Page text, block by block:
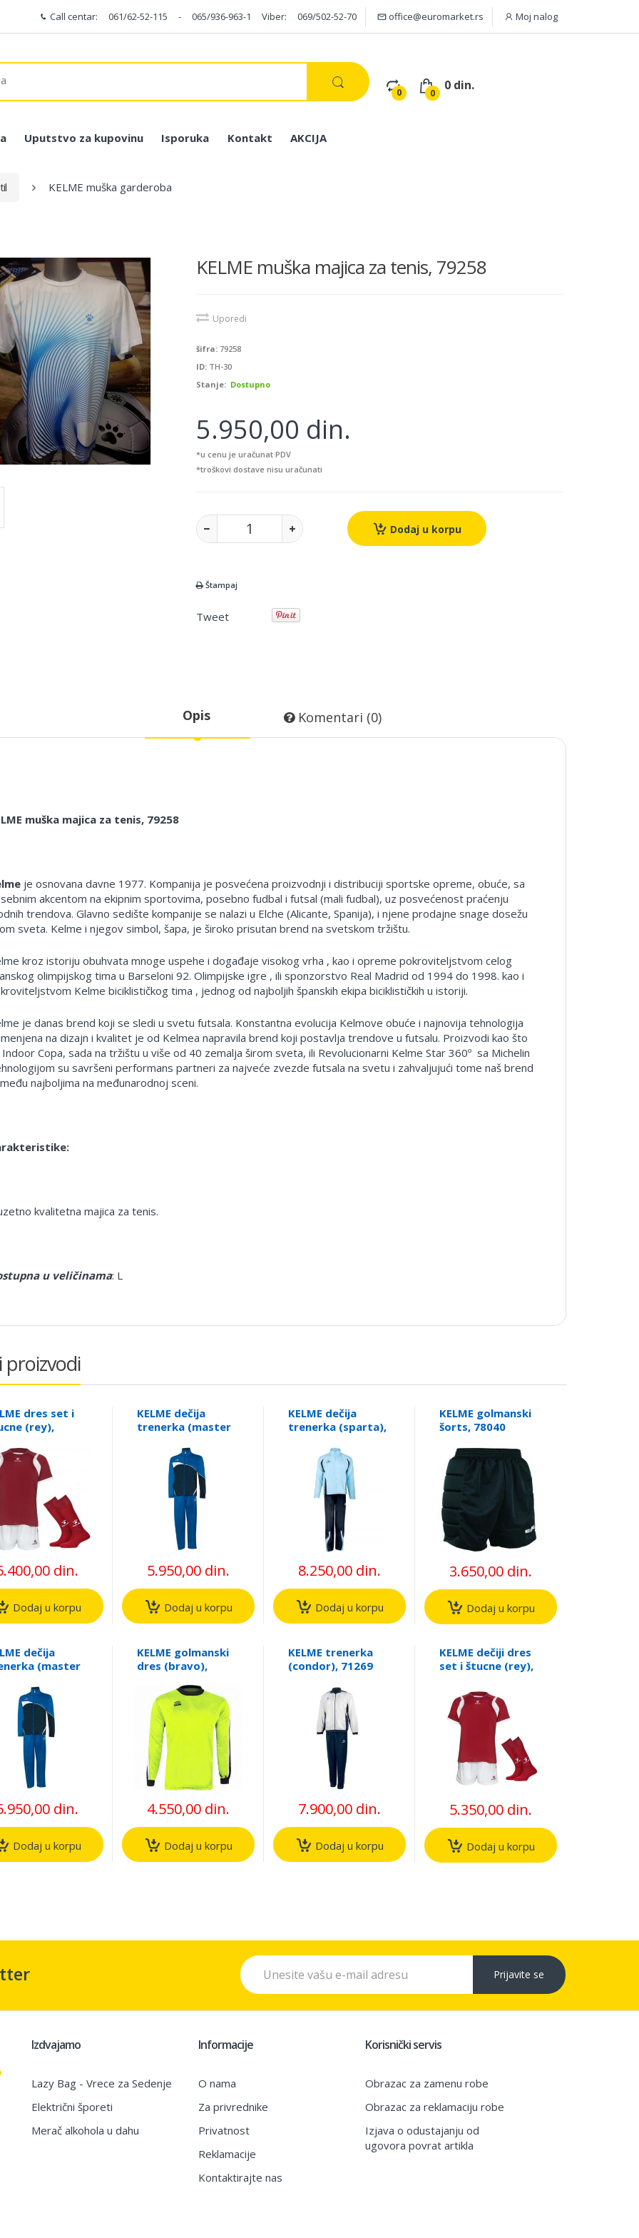
Call centar: 061/62-52-115 - 065/936-963-1 Viber: 069/502-52-70 office@euromarket.rs Moj nalog
0 0
0 din.
Uputstvo za kupovinu Isporuka Kontakt AKCIJA
KELME muška garderoba
KELME muška majica za tenis, 79258
Uporedi
šifra: 79258
ID: TH-30
Stanje: Dostupno
5.950,00 din.
*u cenu je uračunat PDV
*troškovi dostave nisu uračunati
Dodaj u korpu
Štampaj
Tweet
Opis Komentari (0)
muška majica za tenis, 79258
je osnovana davne 1977. Kompanija je posvećena proizvodnji i distribuciji sportske opreme, obuće, sa
akcentom na ekipnim sportovima, posebno fudbal i futsal (mali fudbal), uz posvećenost praćenju
trendova. Glavno sedište kompanije se nalazi u Elche (Alicante, Spanija), i njene prodajne snage dosežu
sveta. Kelme i njegov simbol, šapa, je široko prisutan brend na svetskom tržištu.
kroz istoriju obuhvata mnoge uspehe i događaje visokog vrha , kao i opreme pokroviteljstvom celog
olimpijskog tima u Barseloni 92. Olimpijske igre , ili sponzorstvo Real Madrid od 1994 do 1998. kao i
Kelme biciklističkog tima , jednog od najboljih španskih ekipa biciklističkih u istoriji.
je danas brend koji se sledi u svetu futsala. Konstantna evolucija Kelmove obuće i najnovija tehnologija
na dizajn i kvalitet je od Kelmea napravila brend koji postavlja trendove u futsalu. Proizvodi kao što
Copa, sada na tržištu u više od 40 zemalja širom sveta, ili Revolucionarni Kelme Star 360º sa Michelin
su savršeni performans partneri za najveće zvezde futsala na svetu i zahvaljujući tome naš brend
najboljima na međunarodnoj sceni.
kvalitetna majica za tenis.
u veličinama: L
proizvodi
dres set i
(rey),
din.
Dodaj u korpu
KELME dečija
trenerka (master
5.950,00 din.
Dodaj u korpu
KELME dečija
trenerka (sparta),
8.250,00 din.
Dodaj u korpu
KELME golmanski
šorts, 78040
3.650,00 din.
Dodaj u korpu
dečija
(master
din.
Dodaj u korpu
KELME golmanski
dres (bravo),
4.550,00 din.
Dodaj u korpu
KELME trenerka
(condor), 71269
7.900,00 din.
Dodaj u korpu
KELME dečiji dres
set i štucne (rey),
5.350,00 din.
Dodaj u korpu
Prijavite se
Izdvajamo
Lazy Bag - Vrece za Sedenje
Električni šporeti
Merač alkohola u dahu
Informacije
O nama
Za privrednike
Privatnost
Reklamacije
Kontaktirajte nas
Korisnički servis
Obrazac za zamenu robe
Obrazac za reklamaciju robe
Izjava o odustajanju od
ugovora povrat artikla